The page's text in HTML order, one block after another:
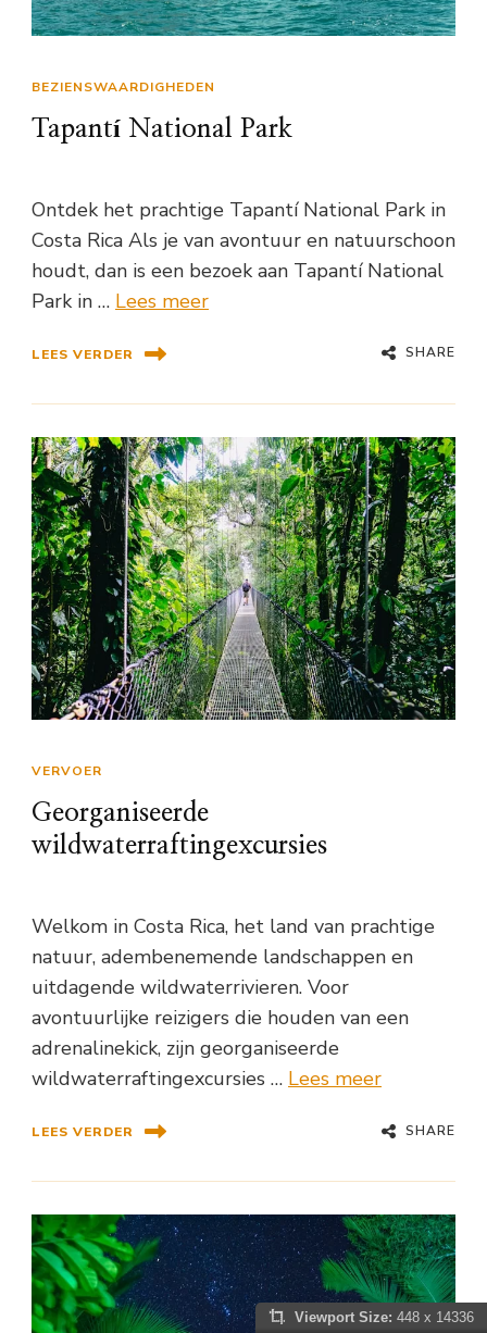
BEZIENSWAARDIGHEDEN
Tapantí National Park
Ontdek het prachtige Tapantí National Park in
Costa Rica Als je van avontuur en natuurschoon
houdt, dan is een bezoek aan Tapantí National
Park in … Lees meer
LEES VERDER SHARE
VERVOER
Georganiseerde
wildwaterraftingexcursies
Welkom in Costa Rica, het land van prachtige
natuur, adembenemende landschappen en
uitdagende wildwaterrivieren. Voor
avontuurlijke reizigers die houden van een
adrenalinekick, zijn georganiseerde
wildwaterraftingexcursies … Lees meer
LEES VERDER SHARE
Viewport Size: 448 x 14336